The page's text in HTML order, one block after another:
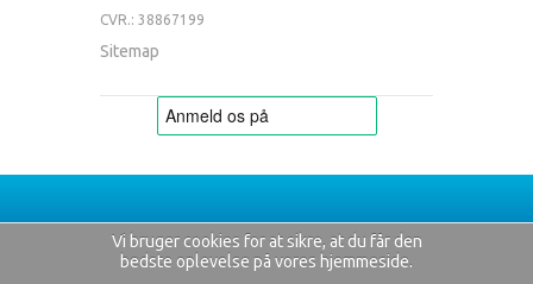
CVR.: 38867199
Sitemap
Vi bruger cookies for at sikre, at du får den
bedste oplevelse på vores hjemmeside.